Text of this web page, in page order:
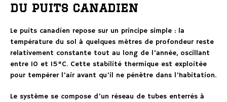
du puits canadien
Le puits canadien repose sur un principe simple : la
température du sol à quelques mètres de profondeur reste
relativement constante tout au long de l’année, oscillant
entre 10 et 15°C. Cette stabilité thermique est exploitée
pour tempérer l’air avant qu’il ne pénètre dans l’habitation.
Le système se compose d’un réseau de tubes enterrés à